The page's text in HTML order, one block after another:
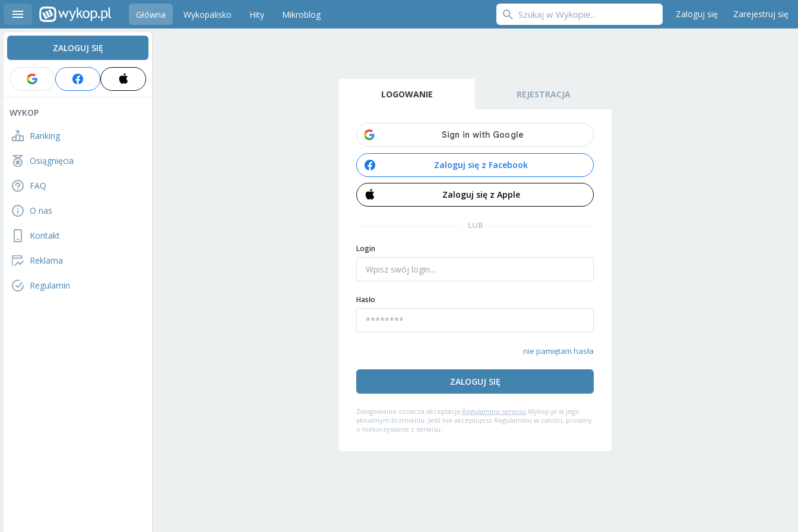
Główna Wykopalisko Hity Mikroblog Zaloguj się Zarejestruj się
ZALOGUJ SIĘ
WYKOP
Ranking
Osiągnięcia
FAQ
O nas
Kontakt
Reklama
Regulamin
LOGOWANIE REJESTRACJA
Zaloguj się z Facebook
Zaloguj się z Apple
LUB
Login
Hasło
nie pamiętam hasła
ZALOGUJ SIĘ
Zalogowanie oznacza akceptację Regulaminu serwisu Wykop.pl w jego
aktualnym brzmieniu. Jeśli nie akceptujesz Regulaminu w całości, prosimy
o niekorzystanie z serwisu.